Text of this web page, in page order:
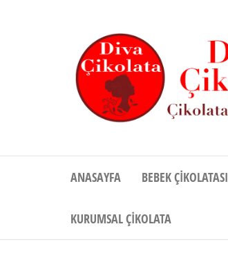
Çikolata
ANASAYFA BEBEK ÇIKOLATASI
KURUMSAL ÇIKOLATA